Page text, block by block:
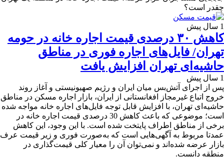
چقدر است؟
1 سال پیش
کاهش ۳۰ درصدی قیمت اجاره خانه در حومه
تهران/ فایل‌های اجاره‌ فوری در مناطق
حاشیه‌ای تهران افزایش یافت
1 سال پیش
پس از اجرای آتش‌بس میان ایران و رژیم صهیونیستی و آغاز روند
خروج اتباع غیرمجاز افغانستانی از ایران، بازار اجاره مسکن در مناطق
حاشیه‌ای تهران، با افزایش قابل توجه فایل‌های اجاره خانه مواجه شده
است؛ موضوعی که باعث کاهش 30 درصدی قیمت اجاره خانه در
برخی از مناطق اطراف پایتخت شده است. با این وجود، این کاهش
عمدتا مربوط به آگهی‌هایی است که به‌صورت فوری و زیر قیمت عرف
بازار عرضه شده‌اند و نمی‌توان آن را معیار کلی قیمت‌گذاری در
منطقه دانست.